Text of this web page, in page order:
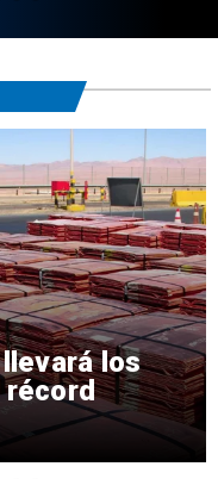
los
récord